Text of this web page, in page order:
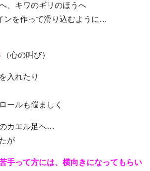
、キワのギリのほうへ
ンを作って滑り込むように…
（心の叫び）
入れたり
ールも悩ましく
カエル足へ…
が
手って方には、横向きになってもらい